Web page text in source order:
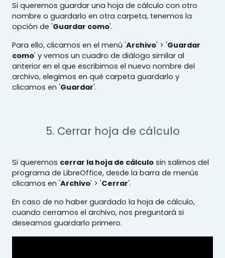
Si queremos guardar una hoja de cálculo con otro
nombre o guardarlo en otra carpeta, tenemos la
opción de 'Guardar como'.
Para ello, clicamos en el menú 'Archivo' > 'Guardar
como' y vemos un cuadro de diálogo similar al
anterior en el que escribimos el nuevo nombre del
archivo, elegimos en qué carpeta guardarlo y
clicamos en 'Guardar'.
5. Cerrar hoja de cálculo
Si queremos cerrar la hoja de cálculo sin salirnos del
programa de LibreOffice, desde la barra de menús
clicamos en 'Archivo' > 'Cerrar'.
En caso de no haber guardado la hoja de cálculo,
cuando cerramos el archivo, nos preguntará si
deseamos guardarlo primero.